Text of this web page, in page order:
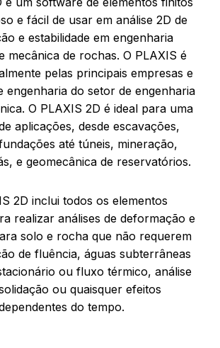
e fácil de usar em análise 2D de
e estabilidade em engenharia
mecânica de rochas. O PLAXIS é
pelas principais empresas e
engenharia do setor de engenharia
O PLAXIS 2D é ideal para uma
aplicações, desde escavações,
até túneis, mineração,
e geomecânica de reservatórios.
2D inclui todos os elementos
realizar análises de deformação e
solo e rocha que não requerem
de fluência, águas subterrâneas
ou fluxo térmico, análise
ou quaisquer efeitos
do tempo.